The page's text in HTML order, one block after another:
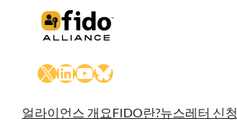
X LinkedIn
YouTube
Bluesky
얼라이언스 개요FIDO란?뉴스레터 신청